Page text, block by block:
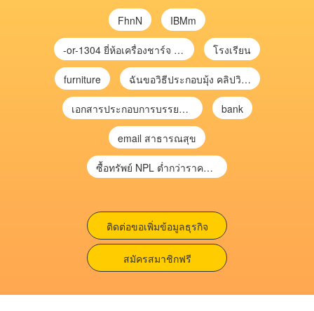
FhnN IBMm
-or-1304 ยี่ห้อเครื่องชาร์จ chargecore โรงเรียน
furniture ฉันขอวิธีประกอบมุ้ง คลิปวิดีโอ การประกอบมุ้ง
เอกสารประกอบการบรรยาย การประเมินความเสี่ยงเพื่อวางแผนการตรวจสอบ \ bank
email สาธารณสุข
ซื้อทรัพย์ NPL ต่ำกว่าราคาตลาด 30-70% แบบไม่ต้องไปประมูล”
ติดต่อขอเพิ่มข้อมูลธุรกิจ
สมัครสมาชิกฟรี